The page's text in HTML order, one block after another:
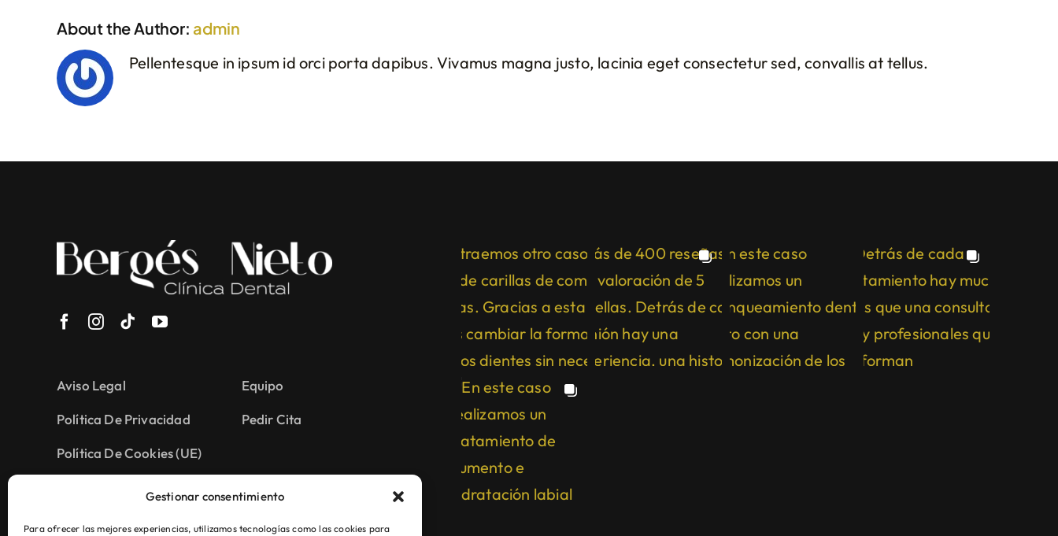
Gestionar consentimiento
Para ofrecer las mejores experiencias, utilizamos tecnologías como las cookies para
About the Author: admin
Pellentesque in ipsum id orci porta dapibus. Vivamus magna justo, lacinia eget consectetur sed, convallis at tellus.
Aviso Legal
Política De Privacidad
Política De Cookies (UE)
Equipo
Pedir Cita